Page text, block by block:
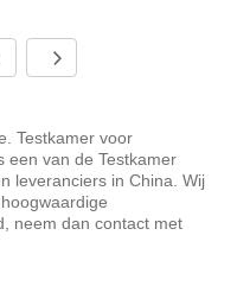
Testkamer voor
een van de Testkamer
leveranciers in China. Wij
neem dan contact met